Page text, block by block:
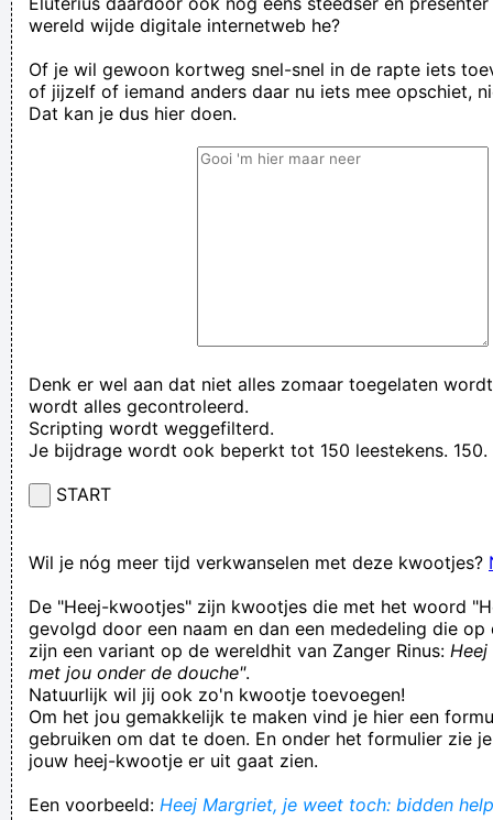
wereld wijde digitale internetweb he?
Of je wil gewoon kortweg snel-snel in de rapte iets
of jijzelf of iemand anders daar nu iets mee opschiet,
Dat kan je dus hier doen.
Denk er wel aan dat niet alles zomaar toegelaten
wordt alles gecontroleerd.
Scripting wordt weggefilterd.
Je bijdrage wordt ook beperkt tot 150 leestekens. 150.
START
Wil je nóg meer tijd verkwanselen met deze kwootjes?
De "Heej-kwootjes" zijn kwootjes die met het woord
gevolgd door een naam en dan een mededeling die op
zijn een variant op de wereldhit van Zanger Rinus:
met jou onder de douche".
Natuurlijk wil jij ook zo'n kwootje toevoegen!
Om het jou gemakkelijk te maken vind je hier een
gebruiken om dat te doen. En onder het formulier zie
jouw heej-kwootje er uit gaat zien.
Een voorbeeld: Heej Margriet, je weet toch: bidden